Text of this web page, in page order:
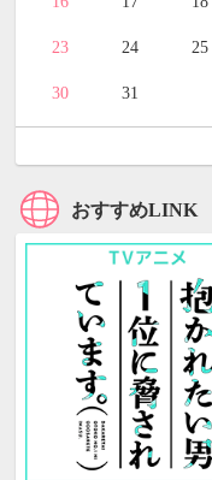
23 24 25
30 31
おすすめLINK